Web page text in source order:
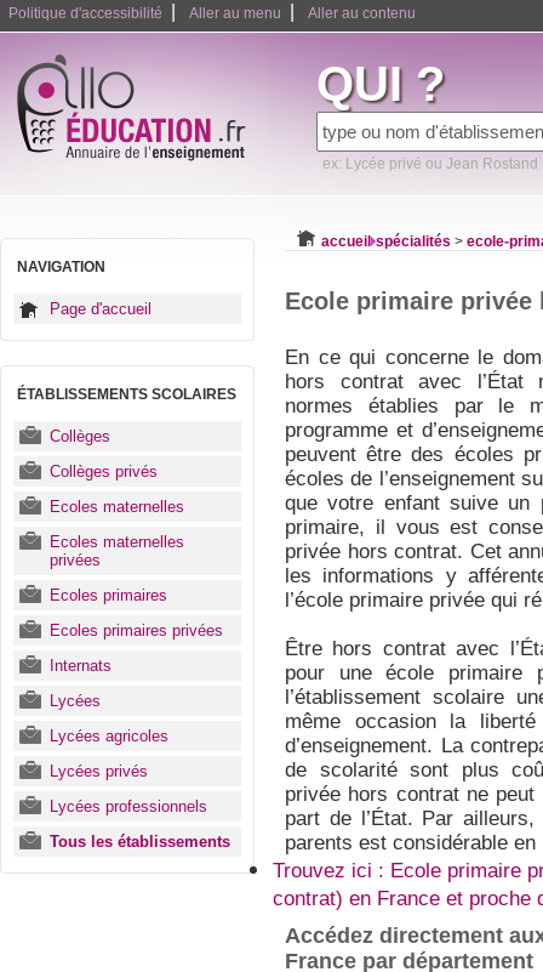
Politique d'accessibilité Aller au menu Aller au contenu
QUI ?
ex: Lycée privé ou Jean Rostand
NAVIGATION
Page d'accueil
ÉTABLISSEMENTS SCOLAIRES
Collèges
Collèges privés
Ecoles maternelles
Ecoles maternelles
privées
Ecoles primaires
Ecoles primaires privées
Internats
Lycées
Lycées agricoles
Lycées privés
Lycées professionnels
Tous les établissements
accueil spécialités > ecole-
Ecole primaire privée
En ce qui concerne le
hors contrat avec l’État
normes établies par le
programme et
peuvent être des écoles
écoles de l’enseignement
que votre enfant suive un
primaire, il vous est
privée hors contrat. Cet
les informations y
l’école primaire privée qui
Être hors contrat avec
pour une école
l’établissement scolaire
même occasion la
d’enseignement. La
de scolarité sont plus
privée hors contrat ne
part de l’État. Par
parents est considérable
Trouvez ici : Ecole primaire
contrat) en France et proche
Accédez directement
France par département